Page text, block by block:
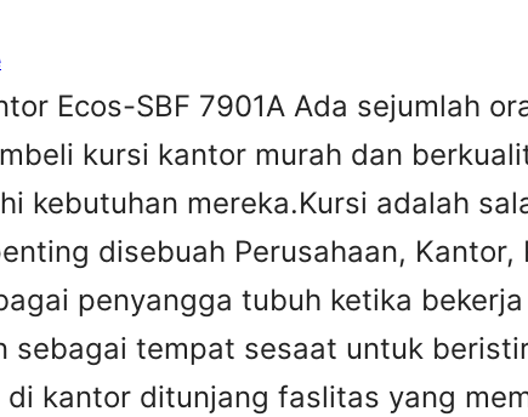
Ecos-SBF 7901A Ada sejumlah
kursi kantor murah dan
kebutuhan mereka.Kursi adalah
disebuah Perusahaan, Kantor,
penyangga tubuh ketika
sebagai tempat sesaat untuk
di kantor ditunjang faslitas yang